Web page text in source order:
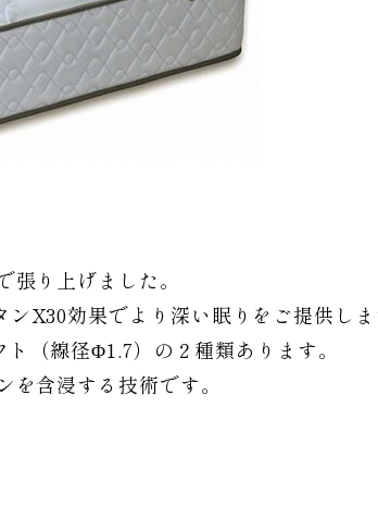
り上げました。
X30効果でより深い眠りをご提供し
（線径Φ1.7）の２種類あります。
含浸する技術です。